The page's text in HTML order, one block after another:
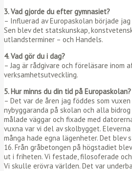
3. Vad gjorde du efter gymnasiet?
– Influerad av Europaskolan började
Sen blev det statskunskap,
utlandsterminer – och Handels.
4. Vad gör du i dag?
– Jag är rådgivare och föreläsare inom
verksamhetsutveckling.
5. Hur minns du din tid på Europaskolan?
– Det var de åren jag föddes som vuxen
nybyggaranda på skolan och alla
målade väggar och fixade med
vuxna var vi del av skolbygget.
många hade egna lägenheter. Det blev
16. Från gråbetongen på högstadiet
ut i friheten. Vi festade, filosoferade
Vi skulle erövra världen. Det var